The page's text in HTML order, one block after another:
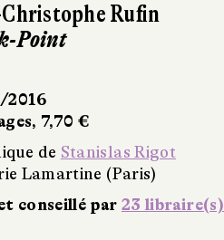
Christophe Rufin
Point
2016
7,70 €
de Stanislas Rigot
Lamartine (Paris)
conseillé par 23 libraire(s)